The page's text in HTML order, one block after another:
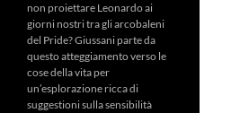
non proiettare Leonardo ai
giorni nostri tra gli arcobaleni
del Pride? Giussani parte da
questo atteggiamento verso le
cose della vita per
un’esplorazione ricca di
suggestioni sulla sensibilità